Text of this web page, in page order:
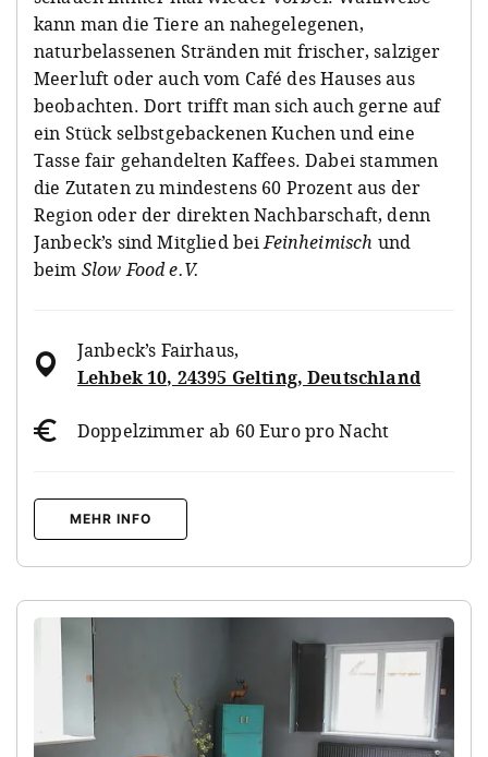
kann man die Tiere an nahegelegenen,
naturbelassenen Stränden mit frischer, salziger
Meerluft oder auch vom Café des Hauses aus
beobachten. Dort trifft man sich auch gerne auf
ein Stück selbstgebackenen Kuchen und eine
Tasse fair gehandelten Kaffees. Dabei stammen
die Zutaten zu mindestens 60 Prozent aus der
Region oder der direkten Nachbarschaft, denn
Janbeck’s sind Mitglied beiFeinheimisch und
beim Slow Food e.V.
Janbeck’s Fairhaus,
Lehbek 10, 24395 Gelting, Deutschland
Doppelzimmer ab 60 Euro pro Nacht
MEHR INFO